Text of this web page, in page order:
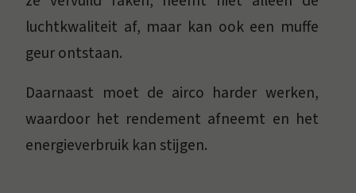
luchtkwaliteit af, maar kan ook een muffe
geur ontstaan.
Daarnaast moet de airco harder werken,
waardoor het rendement afneemt en het
energieverbruik kan stijgen.